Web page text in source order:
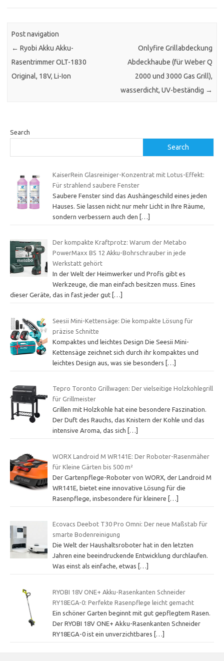
Post navigation
← Ryobi Akku Akku-
Rasentrimmer OLT-1830
Original, 18V, Li-Ion
Onlyfire Grillabdeckung
Abdeckhaube (für Weber Q
2000 und 3000 Gas Grill),
wasserdicht, UV-beständig →
Search
Search
KaiserRein Glasreiniger-Konzentrat mit Lotus-Effekt:
Für strahlend saubere Fenster
Saubere Fenster sind das Aushängeschild eines jeden
Hauses. Sie lassen nicht nur mehr Licht in Ihre Räume,
sondern verbessern auch den […]
Der kompakte Kraftprotz: Warum der Metabo
PowerMaxx BS 12 Akku-Bohrschrauber in jede
Werkstatt gehört
In der Welt der Heimwerker und Profis gibt es
Werkzeuge, die man einfach besitzen muss. Eines
dieser Geräte, das in fast jeder gut […]
Seesii Mini-Kettensäge: Die kompakte Lösung für
präzise Schnitte
Kompaktes und leichtes Design Die Seesii Mini-
Kettensäge zeichnet sich durch ihr kompaktes und
leichtes Design aus, was sie besonders […]
Tepro Toronto Grillwagen: Der vielseitige Holzkohlegrill
für Grillmeister
Grillen mit Holzkohle hat eine besondere Faszination.
Der Duft des Rauchs, das Knistern der Kohle und das
intensive Aroma, das sich
[…]
WORX Landroid M WR141E: Der Roboter-Rasenmäher
für Kleine Gärten bis 500 m²
Der Gartenpflege-Roboter von WORX, der Landroid M
WR141E, bietet eine innovative Lösung für die
Rasenpflege, insbesondere für kleinere […]
Ecovacs Deebot T30 Pro Omni: Der neue Maßstab für
smarte Bodenreinigung
Die Welt der Haushaltsroboter hat in den letzten
Jahren eine beeindruckende Entwicklung durchlaufen.
Was einst als einfache, etwas
[…]
RYOBI 18V ONE+ Akku-Rasenkanten Schneider
RY18EGA-0: Perfekte Rasenpflege leicht gemacht
Ein schöner Garten beginnt mit gut gepflegtem Rasen.
Der RYOBI 18V ONE+ Akku-Rasenkanten Schneider
RY18EGA-0 ist ein unverzichtbares […]